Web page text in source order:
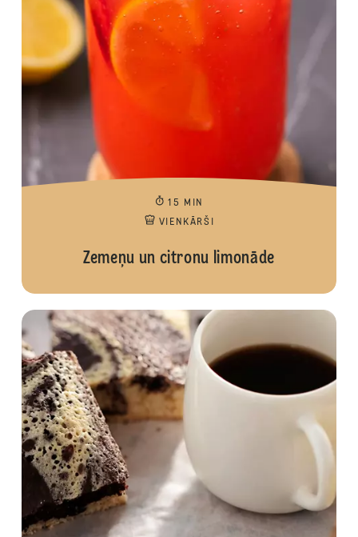
15 MIN
VIENKĀRŠI
Zemeņu un citronu limonāde